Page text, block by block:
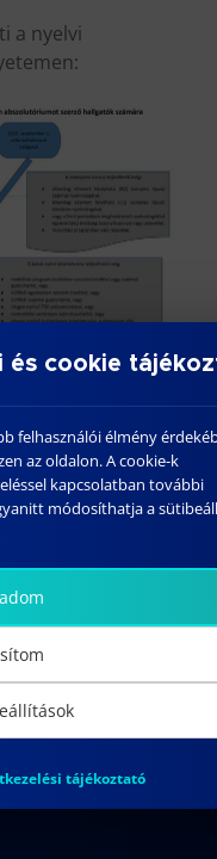
a nyelvi
és cookie
felhasználói élmény
az oldalon. A cookie-k
kapcsolatban további
módosíthatja a
tájékoztató